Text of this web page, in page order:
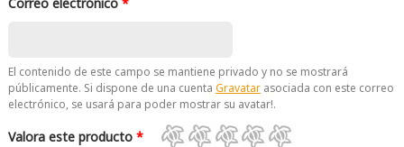
El contenido de este campo se mantiene privado y no se mostrará
públicamente. Si dispone de una cuenta Gravatarasociada con este correo
electrónico, se usará para poder mostrar su avatar!.
Valora este producto *